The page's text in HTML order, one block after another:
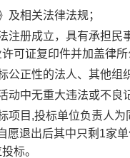
及相关法律法规；
注册成立，具有承担
可证复印件并加盖律所
公正性的法人、其他组
中无重大违法或不良
项目 ,投标单位负责人
愿退出后其中只剩1家
标。